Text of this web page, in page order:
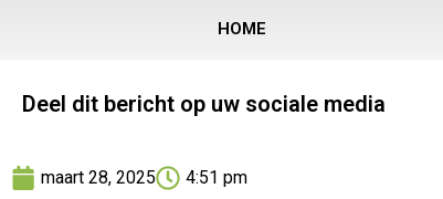
HOME
Deel dit bericht op uw sociale media
maart 28, 2025 4:51 pm